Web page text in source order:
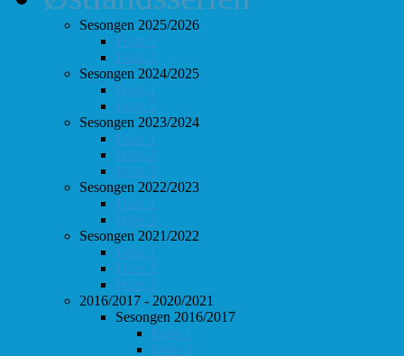
Sesongen 2025/2026
Follo 1
Follo 2
Sesongen 2024/2025
Follo 1
Follo 2
Sesongen 2023/2024
Follo 1
Follo 2
Follo 3
Sesongen 2022/2023
Follo 1
Follo 2
Sesongen 2021/2022
Follo 1
Follo 2
Follo 3
2016/2017 - 2020/2021
Sesongen 2016/2017
Follo 1
Follo 2